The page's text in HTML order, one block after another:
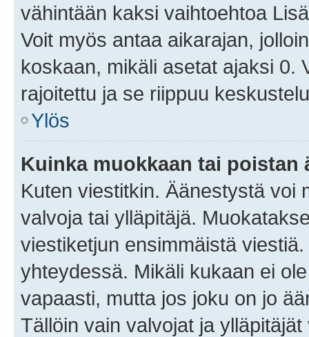
vähintään kaksi vaihtoehtoa
Voit myös antaa aikarajan,
koskaan, mikäli asetat ajaksi 0.
rajoitettu ja se riippuu
Ylös
Kuinka muokkaan tai poistan
Kuten viestitkin. Äänestystä voi
valvoja tai ylläpitäjä.
viestiketjun ensimmäistä
yhteydessä. Mikäli kukaan ei
vapaasti, mutta jos joku on jo
Tällöin vain valvojat ja